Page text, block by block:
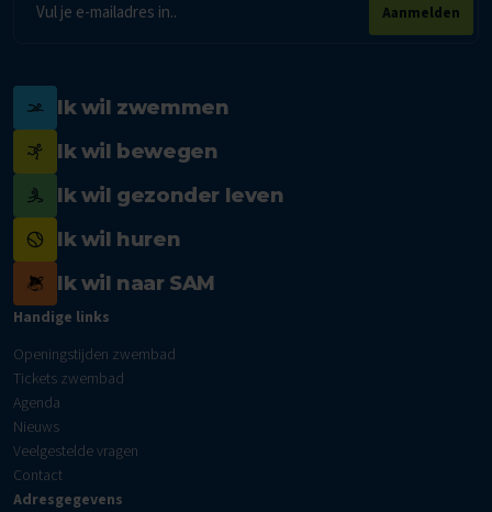
mailadres
Aanmelden
Ik wil zwemmen
Ik wil bewegen
Ik wil gezonder leven
Ik wil huren
Ik wil naar SAM
Handige links
Openingstijden zwembad
Tickets zwembad
Agenda
Nieuws
Veelgestelde vragen
Contact
Adresgegevens